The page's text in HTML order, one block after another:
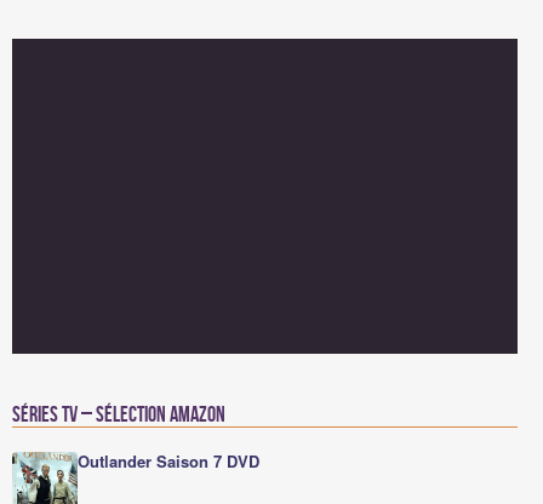
Séries TV – Sélection Amazon
Outlander Saison 7 DVD